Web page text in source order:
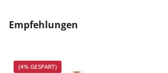
Produktgalerie überspringen
Empfehlungen
(4% GESPART)